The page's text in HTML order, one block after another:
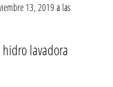
13, 2019 a las
lavadora